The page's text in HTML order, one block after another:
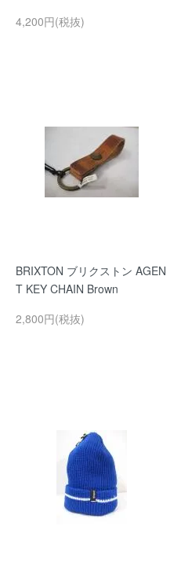
4,200円(税抜)
BRIXTON ブリクストン AGEN
T KEY CHAIN Brown
2,800円(税抜)